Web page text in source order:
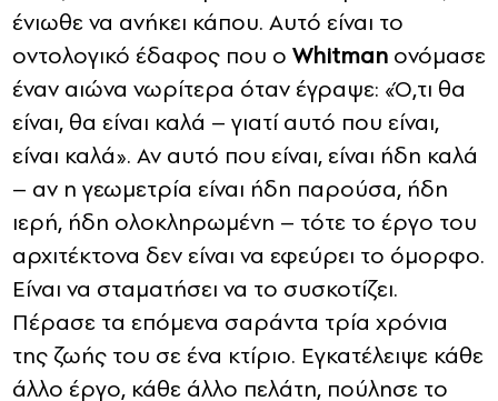
ένιωθε να ανήκει κάπου. Αυτό είναι το
οντολογικό έδαφος που ο Whitman ονόμασε
έναν αιώνα νωρίτερα όταν έγραψε: «Ό,τι θα
είναι, θα είναι καλά – γιατί αυτό που είναι,
είναι καλά». Αν αυτό που είναι, είναι ήδη καλά
– αν η γεωμετρία είναι ήδη παρούσα, ήδη
ιερή, ήδη ολοκληρωμένη – τότε το έργο του
αρχιτέκτονα δεν είναι να εφεύρει το όμορφο.
Είναι να σταματήσει να το συσκοτίζει.
Πέρασε τα επόμενα σαράντα τρία χρόνια
της ζωής του σε ένα κτίριο. Εγκατέλειψε κάθε
άλλο έργο, κάθε άλλο πελάτη, πούλησε το